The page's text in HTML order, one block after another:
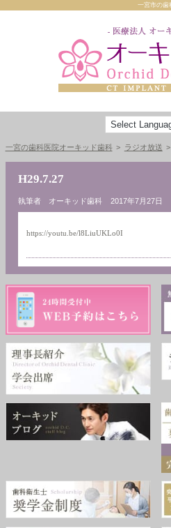
一宮市の歯
一宮の歯科医院オーキッド歯科 ラジオ放送
H29.7.27
執筆者 オーキッド歯科 2017年7月27日
https://youtu.be/l8LiuUKLo0I